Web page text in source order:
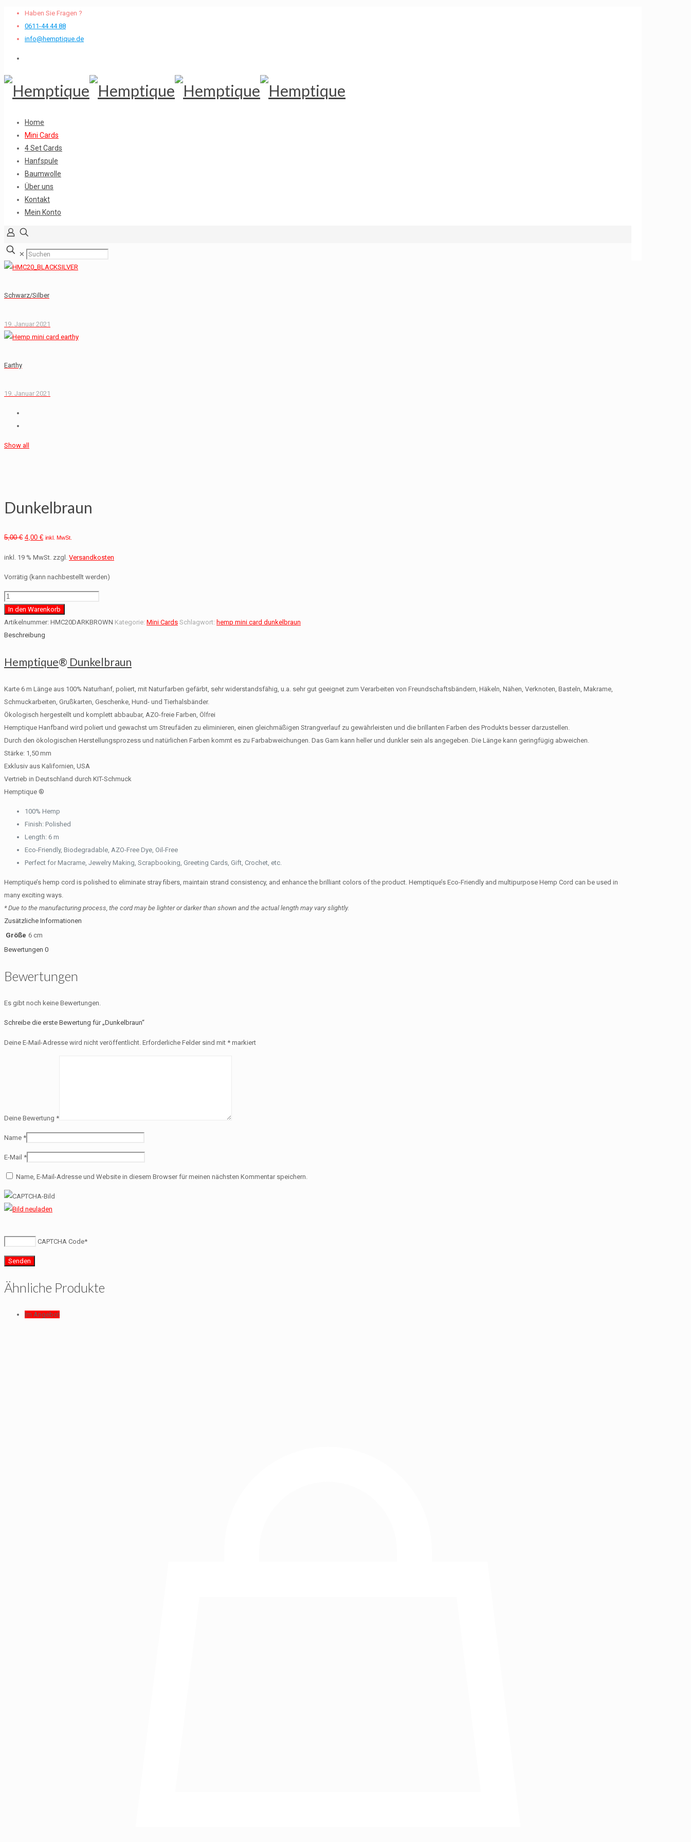
Haben Sie Fragen ?
0611-44 44 88
info@hemptique.de
Home
Mini Cards
4 Set Cards
Hanfspule
Baumwolle
Über uns
Kontakt
Mein Konto
✕
Schwarz/Silber
19. Januar 2021
Earthy
19. Januar 2021
Show all
Dunkelbraun
5,00€ 4,00 € inkl. MwSt.
inkl. 19 % MwSt. zzgl. Versandkosten
Vorrätig (kann nachbestellt werden)
Dunkelbraun
Menge
In den Warenkorb
Artikelnummer: HMC20DARKBROWN Kategorie: Mini Cards Schlagwort: hemp mini card dunkelbraun
Beschreibung
Hemptique® Dunkelbraun
Karte 6 m Länge aus 100% Naturhanf, poliert, mit Naturfarben gefärbt, sehr widerstandsfähig, u.a. sehr gut geeignet zum Verarbeiten von Freundschaftsbändern, Häkeln, Nähen, Verknoten, Basteln, Makrame,
Schmuckarbeiten, Grußkarten, Geschenke, Hund- und Tierhalsbänder.
Ökologisch hergestellt und komplett abbaubar, AZO-freie Farben, Ölfrei
Hemptique Hanfband wird poliert und gewachst um Streufäden zu eliminieren, einen gleichmäßigen Strangverlauf zu gewährleisten und die brillanten Farben des Produkts besser darzustellen.
Durch den ökologischen Herstellungsprozess und natürlichen Farben kommt es zu Farbabweichungen. Das Garn kann heller und dunkler sein als angegeben. Die Länge kann geringfügig abweichen.
Stärke: 1,50 mm
Exklusiv aus Kalifornien, USA
Vertrieb in Deutschland durch KIT-Schmuck
Hemptique ®
100% Hemp
Finish: Polished
Length: 6 m
Eco-Friendly, Biodegradable, AZO-Free Dye, Oil-Free
Perfect for Macrame, Jewelry Making, Scrapbooking, Greeting Cards, Gift, Crochet, etc.
Hemptique’s hemp cord is polished to eliminate stray fibers, maintain strand consistency, and enhance the brilliant colors of the product. Hemptique’s Eco-Friendly and multipurpose Hemp Cord can be used in
many exciting ways.
* Due to the manufacturing process, the cord may be lighter or darker than shown and the actual length may vary slightly.
Zusätzliche Informationen
Größe 6 cm
Bewertungen 0
Bewertungen
Es gibt noch keine Bewertungen.
Schreibe die erste Bewertung für „Dunkelbraun“
Deine E-Mail-Adresse wird nicht veröffentlicht. Erforderliche Felder sind mit * markiert
Deine Bewertung *
Name *
E-Mail *
Name, E-Mail-Adresse und Website in diesem Browser für meinen nächsten Kommentar speichern.
CAPTCHA Code*
Ähnliche Produkte
Im Angebot